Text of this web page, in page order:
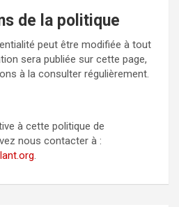
de la politique
peut être modifiée à tout
sera publiée sur cette page,
à la consulter régulièrement.
à cette politique de
nous contacter à :
.